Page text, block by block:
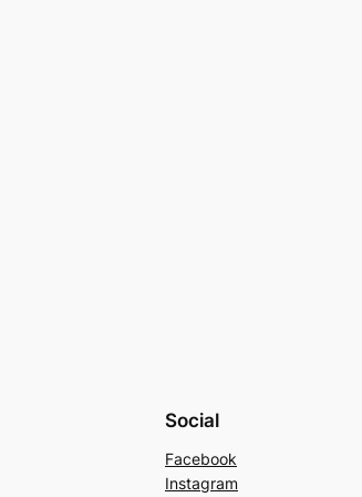
Social
Facebook
Instagram